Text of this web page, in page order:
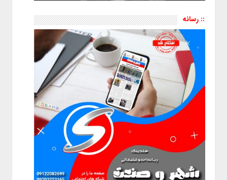
:: رسانه